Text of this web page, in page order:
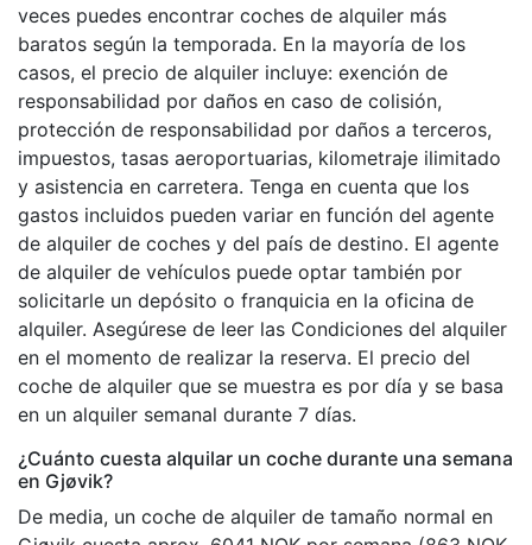
veces puedes encontrar coches de alquiler más
baratos según la temporada. En la mayoría de los
casos, el precio de alquiler incluye: exención de
responsabilidad por daños en caso de colisión,
protección de responsabilidad por daños a terceros,
impuestos, tasas aeroportuarias, kilometraje ilimitado
y asistencia en carretera. Tenga en cuenta que los
gastos incluidos pueden variar en función del agente
de alquiler de coches y del país de destino. El agente
de alquiler de vehículos puede optar también por
solicitarle un depósito o franquicia en la oficina de
alquiler. Asegúrese de leer las Condiciones del alquiler
en el momento de realizar la reserva. El precio del
coche de alquiler que se muestra es por día y se basa
en un alquiler semanal durante 7 días.
¿Cuánto cuesta alquilar un coche durante una semana
en Gjøvik?
De media, un coche de alquiler de tamaño normal en